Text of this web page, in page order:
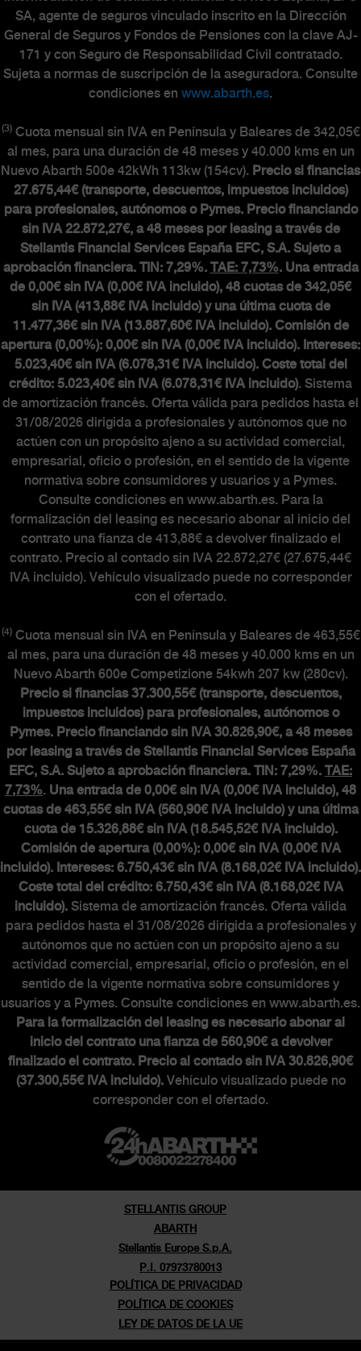
SA, agente de seguros vinculado inscrito en la Dirección
General de Seguros y Fondos de Pensiones con la clave AJ-
171 y con Seguro de Responsabilidad Civil contratado.
Sujeta a normas de suscripción de la aseguradora. Consulte
condiciones en www.abarth.es.
(3)Cuota mensual sin IVA en Península y Baleares de 342,05€
al mes, para una duración de 48 meses y 40.000 kms en un
Nuevo Abarth 500e 42kWh 113kw (154cv). Precio si financias
27.675,44€ (transporte, descuentos, impuestos incluidos)
para profesionales, autónomos o Pymes. Precio financiando
sin IVA 22.872,27€, a 48 meses por leasing a través de
Stellantis Financial Services España EFC, S.A. Sujeto a
aprobación financiera. TIN: 7,29%. TAE: 7,73%. Una entrada
de 0,00€ sin IVA (0,00€ IVA incluido), 48 cuotas de 342,05€
sin IVA (413,88€ IVA incluido) y una última cuota de
11.477,36€ sin IVA (13.887,60€ IVA incluido). Comisión de
apertura (0,00%): 0,00€ sin IVA (0,00€ IVA incluido). Intereses:
5.023,40€ sin IVA (6.078,31€ IVA incluido). Coste total del
crédito: 5.023,40€ sin IVA (6.078,31€ IVA incluido). Sistema
de amortización francés. Oferta válida para pedidos hasta el
31/08/2026 dirigida a profesionales y autónomos que no
actúen con un propósito ajeno a su actividad comercial,
empresarial, oficio o profesión, en el sentido de la vigente
normativa sobre consumidores y usuarios y a Pymes.
Consulte condiciones en www.abarth.es. Para la
formalización del leasing es necesario abonar al inicio del
contrato una fianza de 413,88€ a devolver finalizado el
contrato. Precio al contado sin IVA 22.872,27€ (27.675,44€
IVA incluido). Vehículo visualizado puede no corresponder
con el ofertado.
(4)Cuota mensual sin IVA en Península y Baleares de 463,55€
al mes, para una duración de 48 meses y 40.000 kms en un
Nuevo Abarth 600e Competizione 54kwh 207 kw (280cv).
Precio si financias 37.300,55€ (transporte, descuentos,
impuestos incluidos) para profesionales, autónomos o
Pymes. Precio financiando sin IVA 30.826,90€, a 48 meses
por leasing a través de Stellantis Financial Services España
EFC, S.A. Sujeto a aprobación financiera. TIN: 7,29%. TAE:
7,73%. Una entrada de 0,00€ sin IVA (0,00€ IVA incluido), 48
cuotas de 463,55€ sin IVA (560,90€ IVA incluido) y una última
cuota de 15.326,88€ sin IVA (18.545,52€ IVA incluido).
Comisión de apertura (0,00%): 0,00€ sin IVA (0,00€ IVA
incluido). Intereses: 6.750,43€ sin IVA (8.168,02€ IVA incluido).
Coste total del crédito: 6.750,43€ sin IVA (8.168,02€ IVA
incluido). Sistema de amortización francés. Oferta válida
para pedidos hasta el 31/08/2026 dirigida a profesionales y
autónomos que no actúen con un propósito ajeno a su
actividad comercial, empresarial, oficio o profesión, en el
sentido de la vigente normativa sobre consumidores y
usuarios y a Pymes. Consulte condiciones en www.abarth.es.
Para la formalización del leasing es necesario abonar al
inicio del contrato una fianza de 560,90€ a devolver
finalizado el contrato. Precio al contado sin IVA 30.826,90€
(37.300,55€ IVA incluido).Vehículo visualizado puede no
corresponder con el ofertado.
STELLANTIS GROUP
ABARTH
Stellantis Europe S.p.A.
P.I. 07973780013
POLÍTICA DE PRIVACIDAD
POLÍTICA DE COOKIES
LEY DE DATOS DE LA UE